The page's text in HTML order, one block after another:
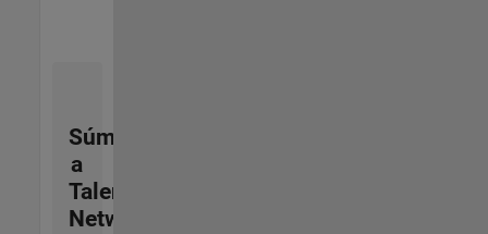
Súmese
a
Talent
Network